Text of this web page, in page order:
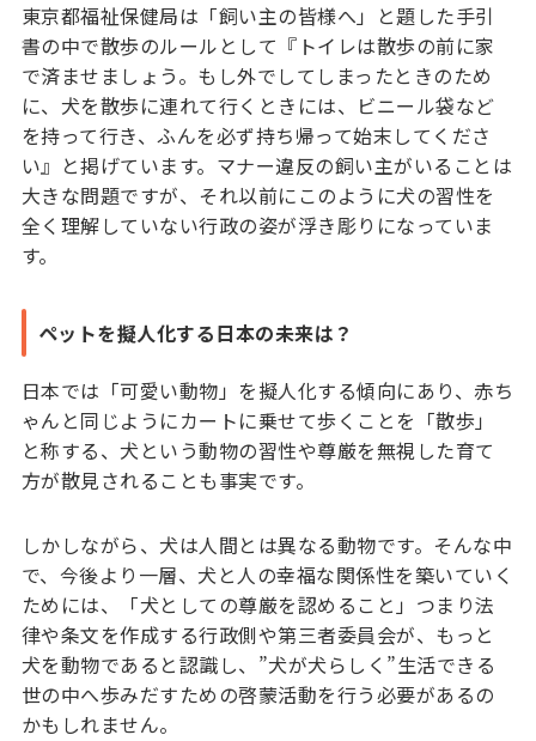
東京都福祉保健局は「飼い主の皆様へ」と題した手引
書の中で散歩のルールとして『トイレは散歩の前に家
で済ませましょう。もし外でしてしまったときのため
に、犬を散歩に連れて行くときには、ビニール袋など
を持って行き、ふんを必ず持ち帰って始末してくださ
い』と掲げています。マナー違反の飼い主がいることは
大きな問題ですが、それ以前にこのように犬の習性を
全く理解していない行政の姿が浮き彫りになっていま
す。
ペットを擬人化する日本の未来は？
日本では「可愛い動物」を擬人化する傾向にあり、赤ち
ゃんと同じようにカートに乗せて歩くことを「散歩」
と称する、犬という動物の習性や尊厳を無視した育て
方が散見されることも事実です。
しかしながら、犬は人間とは異なる動物です。そんな中
で、今後より一層、犬と人の幸福な関係性を築いていく
ためには、「犬としての尊厳を認めること」つまり法
律や条文を作成する行政側や第三者委員会が、もっと
犬を動物であると認識し、”犬が犬らしく”生活できる
世の中へ歩みだすための啓蒙活動を行う必要があるの
かもしれません。